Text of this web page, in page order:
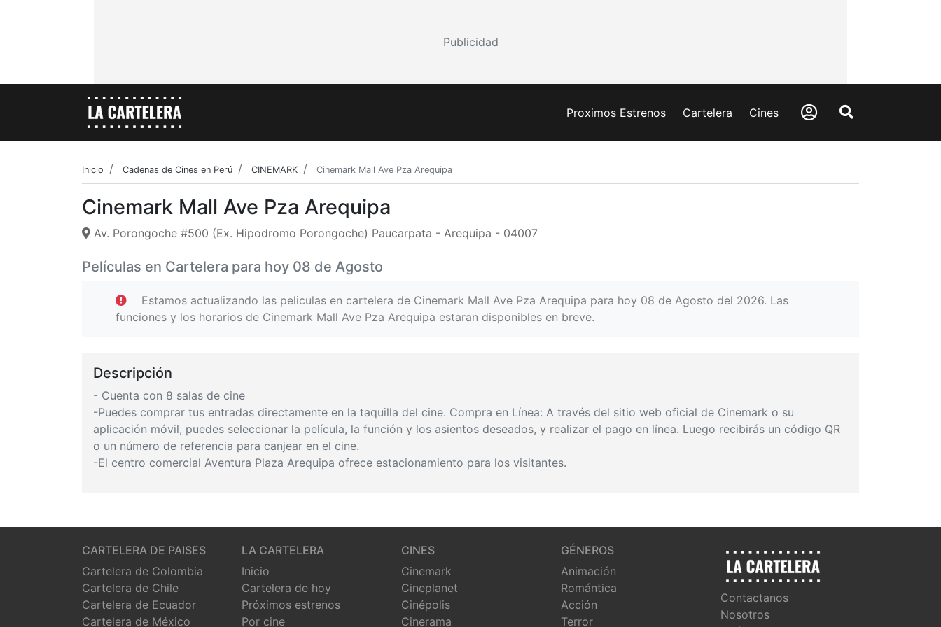
Publicidad
Proximos Estrenos Cartelera Cines
Inicio Cadenas de Cines en Perú CINEMARK Cinemark Mall Ave Pza Arequipa
Cinemark Mall Ave Pza Arequipa
Av. Porongoche #500 (Ex. Hipodromo Porongoche) Paucarpata - Arequipa - 04007
Películas en Cartelera para hoy 08 de Agosto
Estamos actualizando las peliculas en cartelera de Cinemark Mall Ave Pza Arequipa para hoy 08 de Agosto del 2026. Las
funciones y los horarios de Cinemark Mall Ave Pza Arequipa estaran disponibles en breve.
Descripción
- Cuenta con 8 salas de cine
-Puedes comprar tus entradas directamente en la taquilla del cine. Compra en Línea: A través del sitio web oficial de Cinemark o su
aplicación móvil, puedes seleccionar la película, la función y los asientos deseados, y realizar el pago en línea. Luego recibirás un código QR
o un número de referencia para canjear en el cine.
-El centro comercial Aventura Plaza Arequipa ofrece estacionamiento para los visitantes.
CARTELERA DE PAISES
Cartelera de Colombia
Cartelera de Chile
Cartelera de Ecuador
Cartelera de México
LA CARTELERA
Inicio
Cartelera de hoy
Próximos estrenos
Por cine
CINES
Cinemark
Cineplanet
Cinépolis
Cinerama
GÉNEROS
Animación
Romántica
Acción
Terror
Contactanos
Nosotros